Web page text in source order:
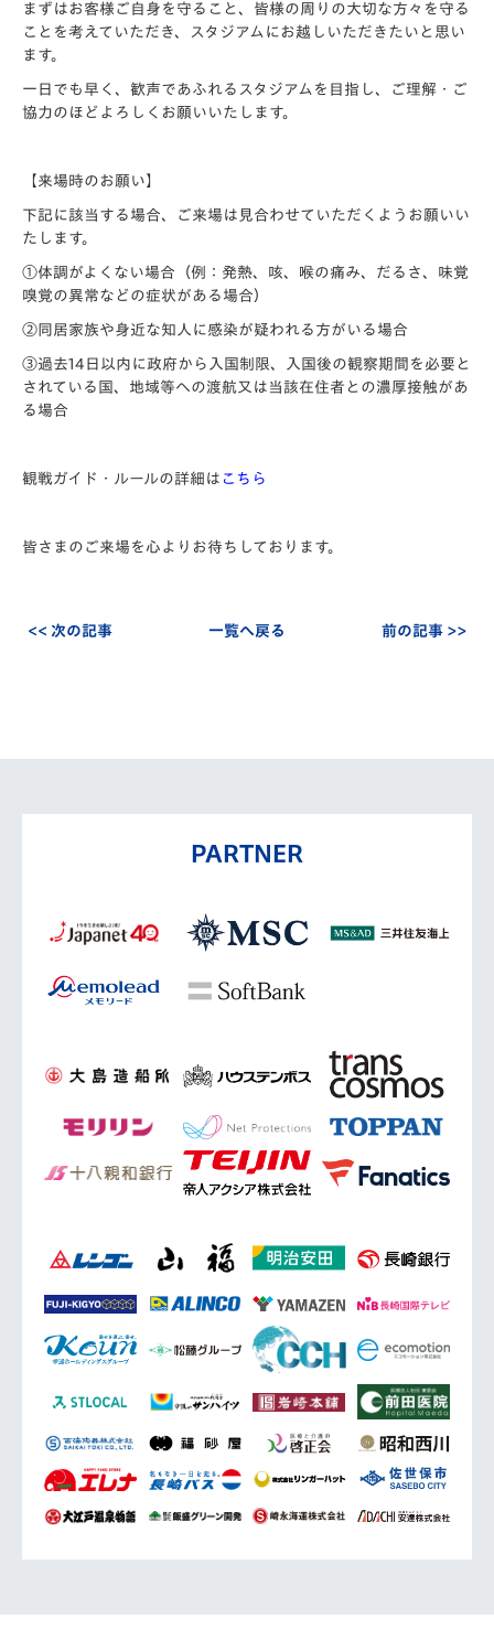
まずはお客様ご自身を守ること、皆様の周りの大切な方々を守る
ことを考えていただき、スタジアムにお越しいただきたいと思い
ます。
一日でも早く、歓声であふれるスタジアムを目指し、ご理解・ご
協力のほどよろしくお願いいたします。
【来場時のお願い】
下記に該当する場合、ご来場は見合わせていただくようお願いい
たします。
①体調がよくない場合（例：発熱、咳、喉の痛み、だるさ、味覚
嗅覚の異常などの症状がある場合）
②同居家族や身近な知人に感染が疑われる方がいる場合
③過去14日以内に政府から入国制限、入国後の観察期間を必要と
されている国、地域等への渡航又は当該在住者との濃厚接触があ
る場合
観戦ガイド・ルールの詳細は こちら
皆さまのご来場を心よりお待ちしております。
<< 次の記事 一覧へ戻る 前の記事 >>
PARTNER